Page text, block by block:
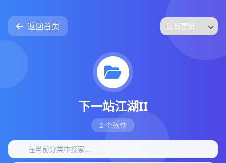
返回首页
下一站江湖II
2 个软件